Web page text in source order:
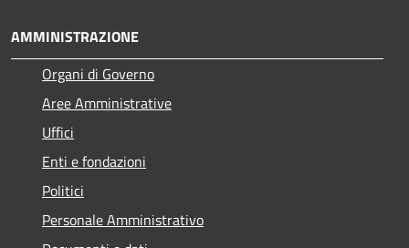
AMMINISTRAZIONE
Organi di Governo
Aree Amministrative
Uffici
Enti e fondazioni
Politici
Personale Amministrativo